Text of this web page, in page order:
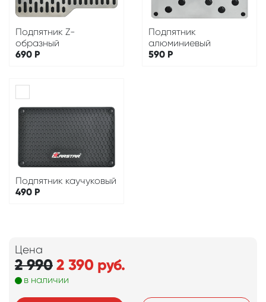
Подпятник Z-
образный
690 Р
Подпятник
алюминиевый
590 Р
Подпятник каучуковый
490 Р
Цена
2 9902 390 руб.
в наличии